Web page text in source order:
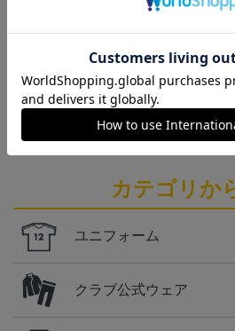
チームマスコットグッズ
仙台
ベガルタ仙台のスクール
カテゴリか
ユニフォーム
クラブ公式ウェア